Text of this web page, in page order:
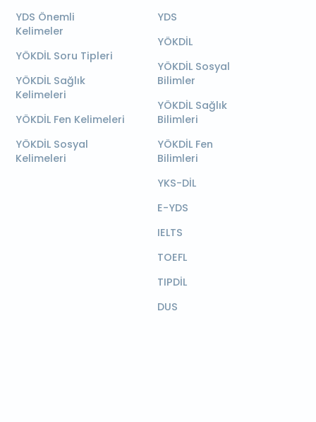
YDS Önemli
Kelimeler
YÖKDİL Soru Tipleri
YÖKDİL Sağlık
Kelimeleri
YÖKDİL Fen Kelimeleri
YÖKDİL Sosyal
Kelimeleri
YDS
YÖKDİL
YÖKDİL Sosyal
Bilimler
YÖKDİL Sağlık
Bilimleri
YÖKDİL Fen
Bilimleri
YKS-DİL
E-YDS
IELTS
TOEFL
TIPDİL
DUS